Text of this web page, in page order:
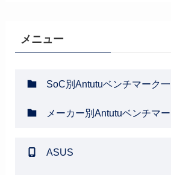
メニュー
SoC別Antutuベンチマーク
メーカー別Antutuベンチマ
ASUS